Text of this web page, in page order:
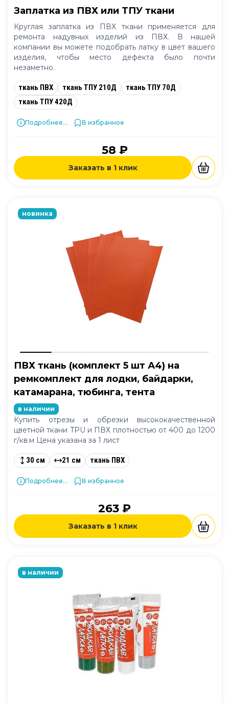
Заплатка из ПВХ или ТПУ ткани
Круглая заплатка из ПВХ ткани применяется для
ремонта надувных изделий из ПВХ. В нашей
компании вы можете подобрать латку в цвет вашего
изделия, чтобы место дефекта было почти
незаметно.
ткань ПВХ ткань ТПУ 210Д
ткань ТПУ 70Д
ткань ТПУ 420Д
Подробнее... В избранное
58 ₽
Заказать в 1 клик
новинка
ПВХ ткань (комплект 5 шт А4) на
ремкомплект для лодки, байдарки,
катамарана, тюбинга, тента
в наличии
Купить отрезы и обрезки высококачественной
цветной ткани TPU и ПВХ плотностью от 400 до 1200
г/кв.м Цена указана за 1 лист
30 см 21 см ткань ПВХ
Подробнее... В избранное
263 ₽
Заказать в 1 клик
в наличии